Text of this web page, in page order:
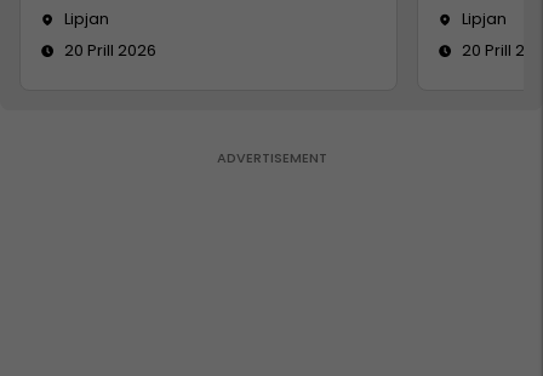
Lipjan
20 Prill 2026
Lipjan
20 Prill